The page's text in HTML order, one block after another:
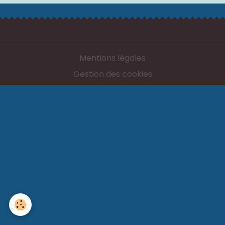
Mentions légales
Gestion des cookies